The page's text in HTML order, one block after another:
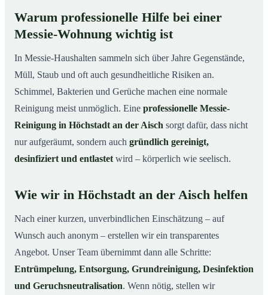
Warum professionelle Hilfe bei einer
Messie-Wohnung wichtig ist
In Messie-Haushalten sammeln sich über Jahre Gegenstände,
Müll, Staub und oft auch gesundheitliche Risiken an.
Schimmel, Bakterien und Gerüche machen eine normale
Reinigung meist unmöglich. Eine professionelle Messie-
Reinigung in Höchstadt an der Aisch sorgt dafür, dass nicht
nur aufgeräumt, sondern auch gründlich gereinigt,
desinfiziert und entlastetwird – körperlich wie seelisch.
Wie wir in Höchstadt an der Aisch helfen
Nach einer kurzen, unverbindlichen Einschätzung – auf
Wunsch auch anonym – erstellen wir ein transparentes
Angebot. Unser Team übernimmt dann alle Schritte:
Entrümpelung, Entsorgung, Grundreinigung, Desinfektion
und Geruchsneutralisation. Wenn nötig, stellen wir